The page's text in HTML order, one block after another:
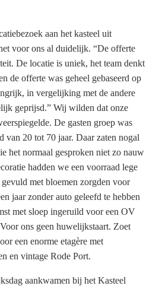
aan het kasteel uit
voor ons al duidelijk. “De offerte
De locatie is uniek, het team denkt
de offerte was geheel gebaseerd op
in vergelijking met de andere
geprijsd.” Wij wilden dat onze
De gasten groep was
van 20 tot 70 jaar. Daar zaten nogal
het normaal gesproken niet zo nauw
hadden we een voorraad lege
met bloemen zorgden voor
jaar zonder auto geleefd te hebben
met sloep ingeruild voor een OV
ons geen huwelijkstaart. Zoet
een enorme etagère met
en vintage Rode Port.
aankwamen bij het Kasteel